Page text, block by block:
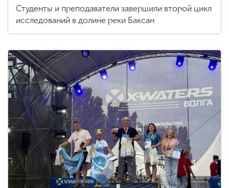
Студенты и преподаватели завершили второй цикл
исследований в долине реки Баксан